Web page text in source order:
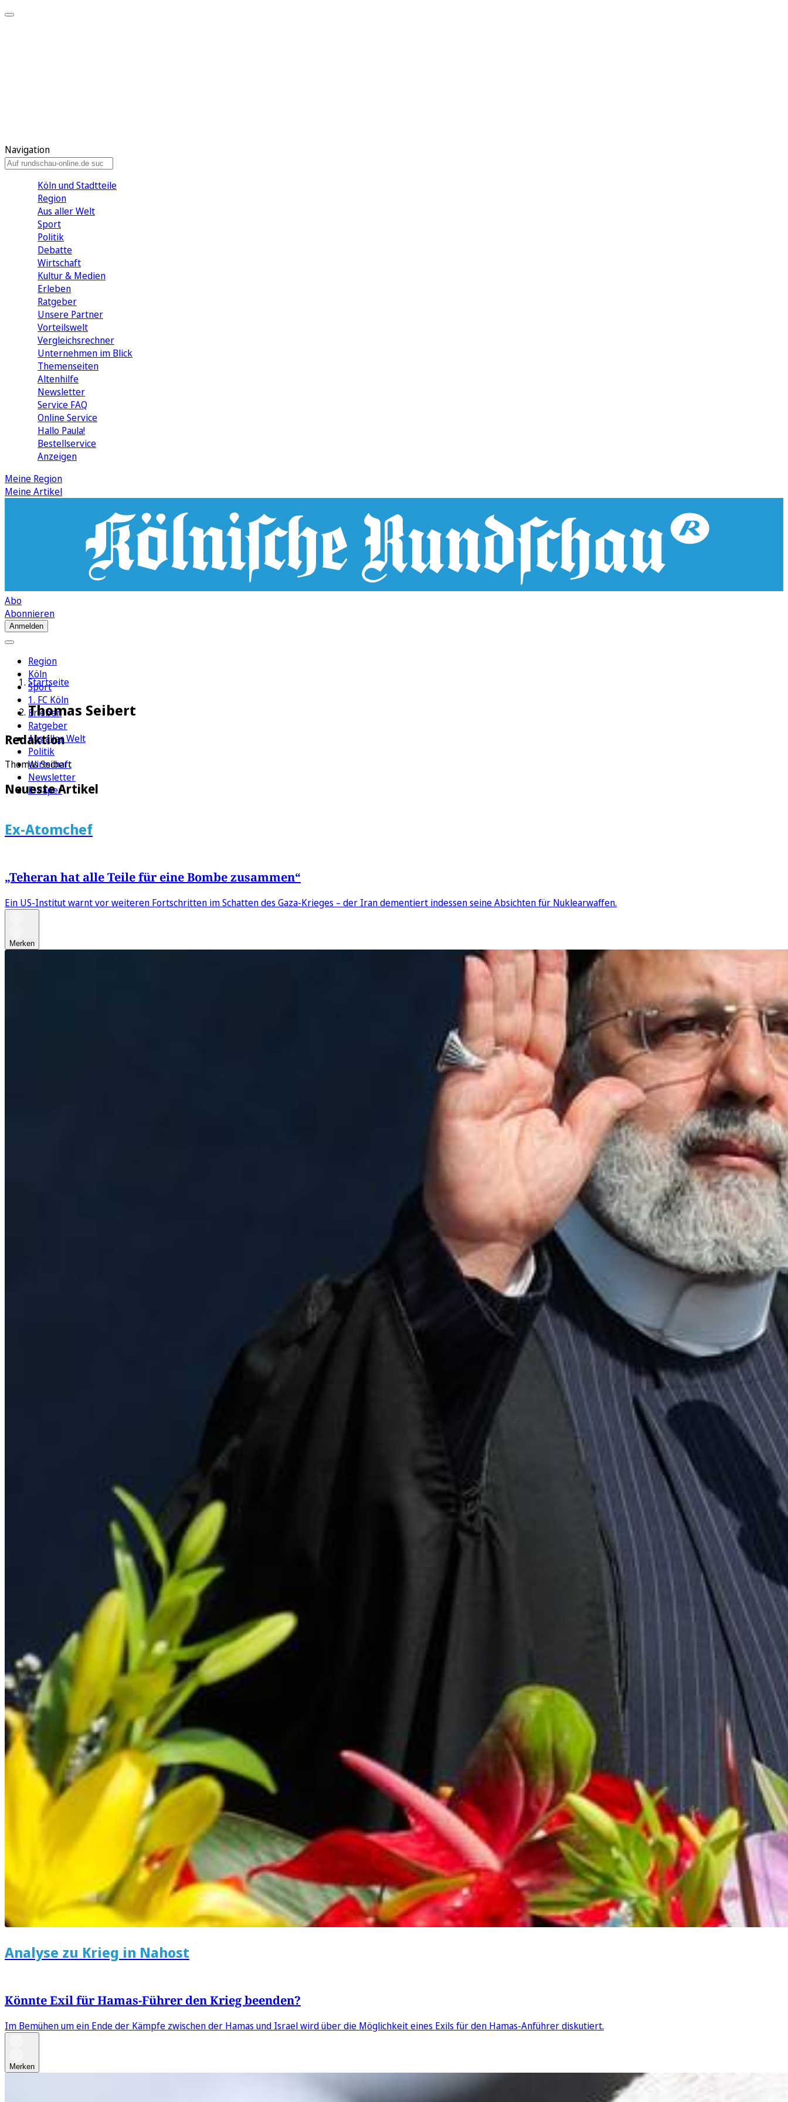
Navigation
Köln und Stadtteile
Region
Aus aller Welt
Sport
Politik
Debatte
Wirtschaft
Kultur & Medien
Erleben
Ratgeber
Unsere Partner
Vorteilswelt
Vergleichsrechner
Unternehmen im Blick
Themenseiten
Altenhilfe
Newsletter
Service FAQ
Online Service
Hallo Paula!
Bestellservice
Anzeigen
Meine Region
Meine Artikel
Abo
Abonnieren
Anmelden
Region
Köln
Sport
1. FC Köln
Erleben
Ratgeber
Aus aller Welt
Politik
Wirtschaft
Newsletter
E-Paper
Startseite
Thomas Seibert
Redaktion
Thomas Seibert
Neueste Artikel
Ex-Atomchef
„Teheran hat alle Teile für eine Bombe zusammen“
Ein US-Institut warnt vor weiteren Fortschritten im Schatten des Gaza-Krieges – der Iran dementiert indessen seine Absichten für Nuklearwaffen.
Merken
Analyse zu Krieg in Nahost
Könnte Exil für Hamas-Führer den Krieg beenden?
Im Bemühen um ein Ende der Kämpfe zwischen der Hamas und Israel wird über die Möglichkeit eines Exils für den Hamas-Anführer diskutiert.
Merken